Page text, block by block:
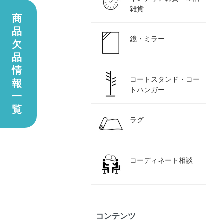
雑貨
鏡・ミラー
コートスタンド・コー
トハンガー
ラグ
コーディネート相談
コンテンツ
商
品
欠
品
情
報
一
覧